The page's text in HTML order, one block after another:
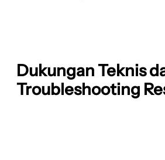
Dukungan Teknis
Troubleshooting